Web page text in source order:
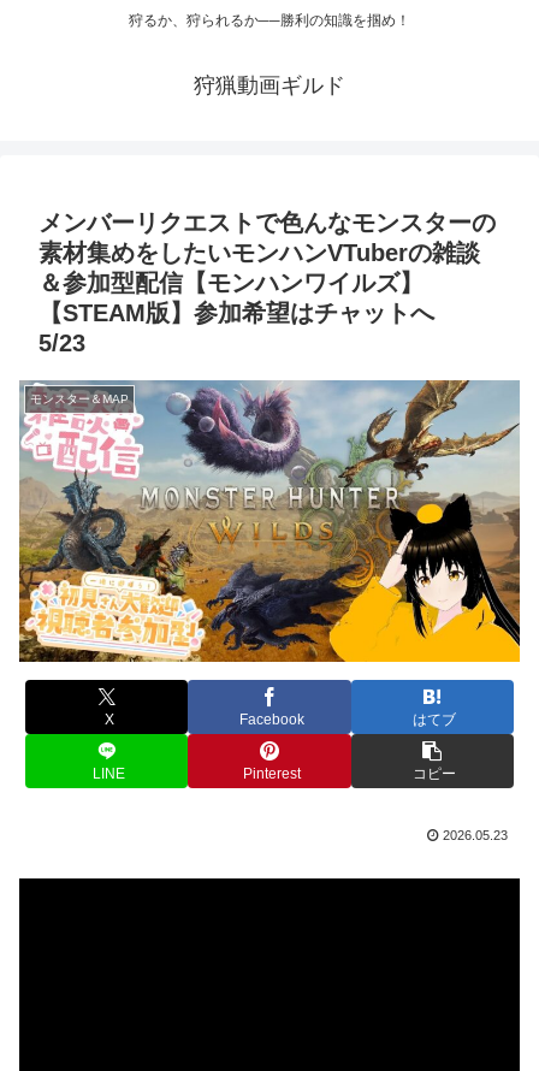
狩るか、狩られるか──勝利の知識を掴め！
狩猟動画ギルド
メンバーリクエストで色んなモンスターの
素材集めをしたいモンハンVTuberの雑談
＆参加型配信【モンハンワイルズ】
【STEAM版】参加希望はチャットへ
5/23
モンスター＆MAP
X Facebook はてブ
LINE Pinterest コピー
2026.05.23